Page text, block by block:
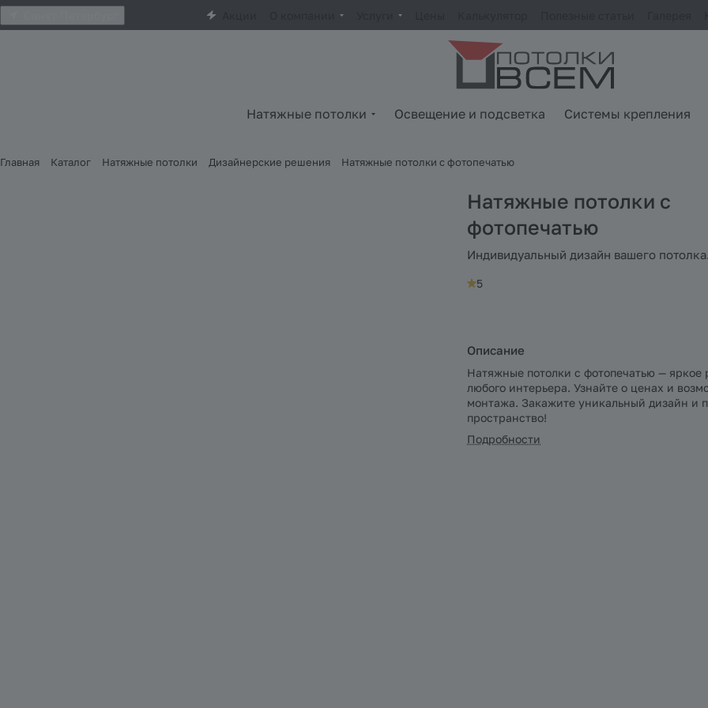
Натяжные потолки Освещение и подсветка Системы крепления
Главная Каталог Натяжные потолки Дизайнерские решения Натяжные потолки с фотопечатью
Натяжные потолки с
фотопечатью
Индивидуальный дизайн вашего потолка.
5
Описание
Натяжные потолки с фотопечатью — яркое
любого интерьера. Узнайте о ценах и
монтажа. Закажите уникальный дизайн и
пространство!
Подробности